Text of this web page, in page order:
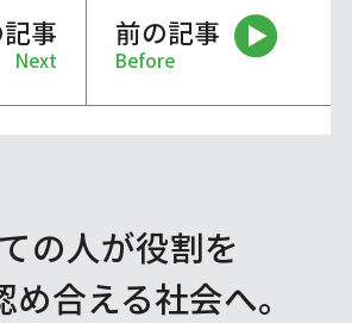
事
Next
前の記事
Before
の人が役割を
合える社会へ。